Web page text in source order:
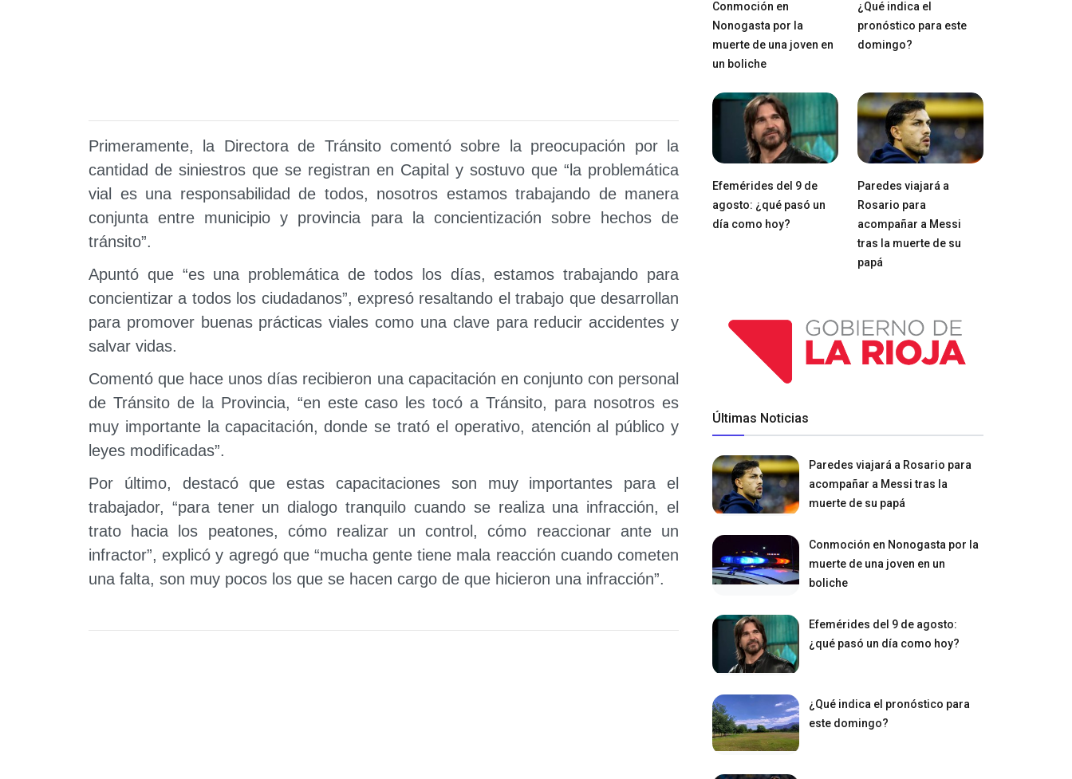
Primeramente, la Directora de Tránsito comentó sobre la preocupación por la
cantidad de siniestros que se registran en Capital y sostuvo que “la problemática
vial es una responsabilidad de todos, nosotros estamos trabajando de manera
conjunta entre municipio y provincia para la concientización sobre hechos de
tránsito”.
Apuntó que “es una problemática de todos los días, estamos trabajando para
concientizar a todos los ciudadanos”, expresó resaltando el trabajo que desarrollan
para promover buenas prácticas viales como una clave para reducir accidentes y
salvar vidas.
Comentó que hace unos días recibieron una capacitación en conjunto con personal
de Tránsito de la Provincia, “en este caso les tocó a Tránsito, para nosotros es
muy importante la capacitación, donde se trató el operativo, atención al público y
leyes modificadas”.
Por último, destacó que estas capacitaciones son muy importantes para el
trabajador, “para tener un dialogo tranquilo cuando se realiza una infracción, el
trato hacia los peatones, cómo realizar un control, cómo reaccionar ante un
infractor”, explicó y agregó que “mucha gente tiene mala reacción cuando cometen
una falta, son muy pocos los que se hacen cargo de que hicieron una infracción”.
Conmoción en
Nonogasta por la
muerte de una joven en
un boliche
¿Qué indica el
pronóstico para este
domingo?
Efemérides del 9 de
agosto: ¿qué pasó un
día como hoy?
Paredes viajará a
Rosario para
acompañar a Messi
tras la muerte de su
papá
Últimas Noticias
Paredes viajará a Rosario para
acompañar a Messi tras la
muerte de su papá
Conmoción en Nonogasta por la
muerte de una joven en un
boliche
Efemérides del 9 de agosto:
¿qué pasó un día como hoy?
¿Qué indica el pronóstico para
este domingo?